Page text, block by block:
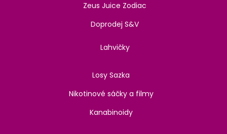
Zeus Juice Zodiac
Doprodej S&V
Lahvičky
Losy Sazka
Nikotinové sáčky a filmy
Kanabinoidy